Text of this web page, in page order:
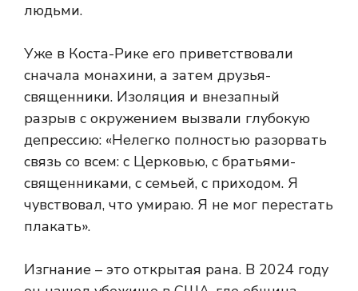
людьми.
Уже в Коста-Рике его приветствовали
сначала монахини, а затем друзья-
священники. Изоляция и внезапный
разрыв с окружением вызвали глубокую
депрессию: «Нелегко полностью разорвать
связь со всем: с Церковью, с братьями-
священниками, с семьей, с приходом. Я
чувствовал, что умираю. Я не мог перестать
плакать».
Изгнание – это открытая рана. В 2024 году